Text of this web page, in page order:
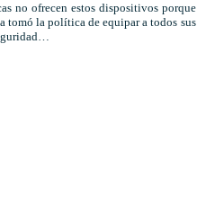
no ofrecen estos dispositivos porque
tomó la política de equipar a todos sus